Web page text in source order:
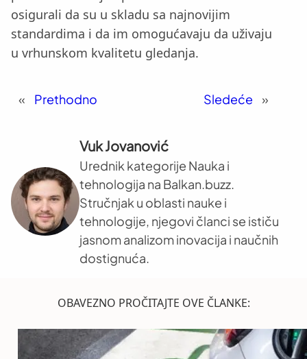
osigurali da su u skladu sa najnovijim
standardima i da im omogućavaju da uživaju
u vrhunskom kvalitetu gledanja.
« Prethodno Sledeće »
Vuk Jovanović
Urednik kategorije Nauka i
tehnologija na Balkan.buzz.
Stručnjak u oblasti nauke i
tehnologije, njegovi članci se ističu
jasnom analizom inovacija i naučnih
dostignuća.
OBAVEZNO PROČITAJTE OVE ČLANKE: